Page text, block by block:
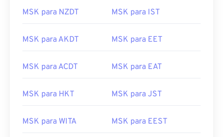
MSK para NZDT MSK para IST
MSK para AKDT MSK para EET
MSK para ACDT MSK para EAT
MSK para HKT MSK para JST
MSK para WITA MSK para EEST